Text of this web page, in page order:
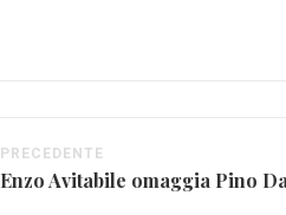
PRECEDENTE
Enzo Avitabile omaggia Pino